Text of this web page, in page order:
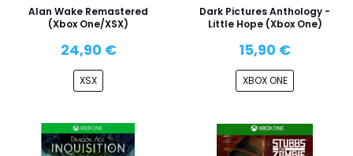
Alan Wake Remastered
(Xbox One/XSX)
24,90 €
XSX
Dark Pictures Anthology -
Little Hope (Xbox One)
15,90 €
XBOX ONE